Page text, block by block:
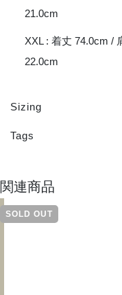
21.0cm
XXL : 着丈 74.0cm /
22.0cm
Sizing
Tags
関連商品
SOLD OUT